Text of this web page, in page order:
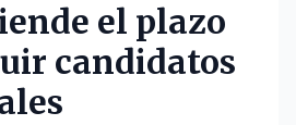
el plazo
candidatos